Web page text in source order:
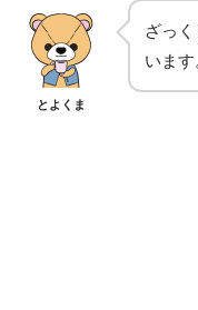
とよくま
ざっ
います